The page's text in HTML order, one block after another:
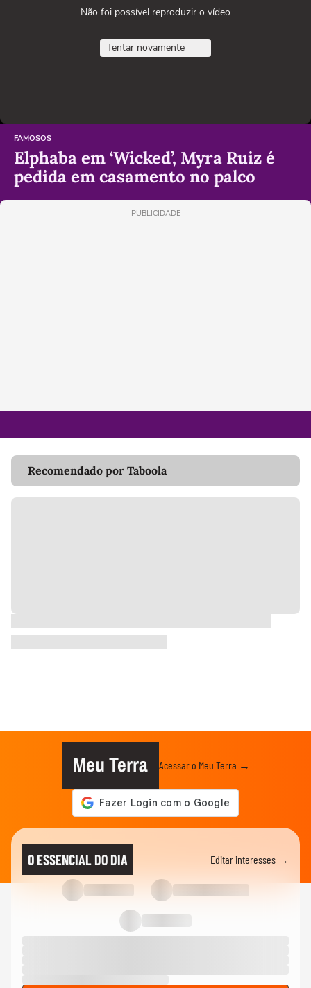
Não foi possível reproduzir o vídeo
Tentar novamente
FAMOSOS
Elphaba em ‘Wicked’, Myra Ruiz é
pedida em casamento no palco
PUBLICIDADE
Recomendado por Taboola
Meu Terra Acessar o Meu Terra →
O ESSENCIAL DO DIA Editar interesses →